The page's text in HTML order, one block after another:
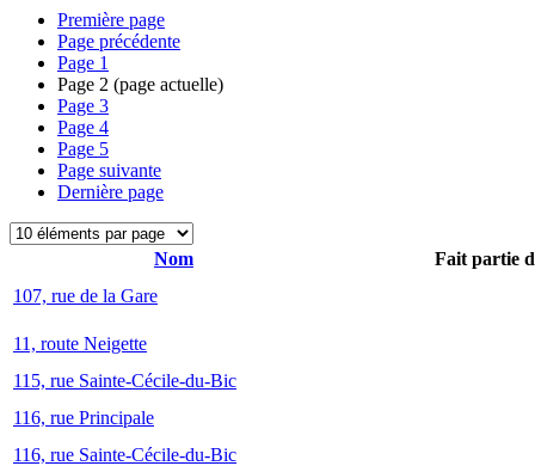
Première page
Page précédente
Page 1
Page 2 (page actuelle)
Page 3
Page 4
Page 5
Page suivante
Dernière page
Nom
Fait partie
107, rue de la Gare
11, route Neigette
115, rue Sainte-Cécile-du-Bic
116, rue Principale
116, rue Sainte-Cécile-du-Bic